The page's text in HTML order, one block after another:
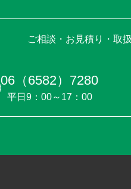
ご相談・お見積り・取
06（6582）7280
平日9：00～17：00